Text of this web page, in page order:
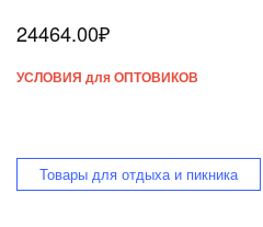
24464.00₽
УСЛОВИЯ для ОПТОВИКОВ
Товары для отдыха и пикника